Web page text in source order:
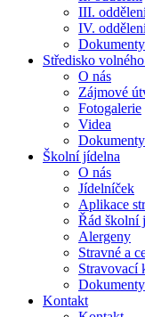
III.
IV.
Dokumenty
Středisko volného
O nás
Zájmové
Fotogalerie
Videa
Dokumenty
Školní jídelna
O nás
Jídelníček
Aplikace
Řád školní
Alergeny
Stravné a
Stravovací
Dokumenty
Kontakt